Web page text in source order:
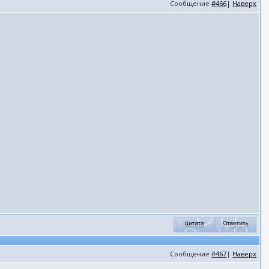
Сообщение#466 | Наверх
Сообщение#467 | Наверх